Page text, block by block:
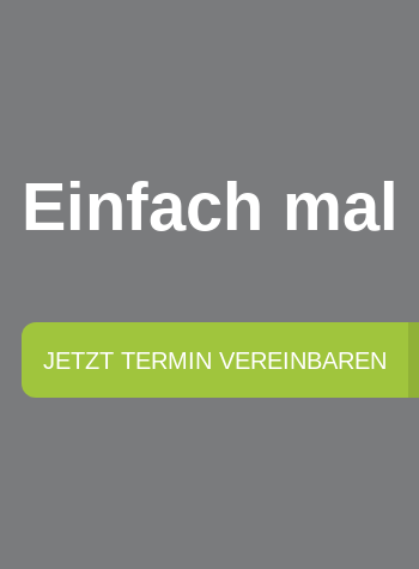
Einfach
JETZT TERMIN VEREINBAREN